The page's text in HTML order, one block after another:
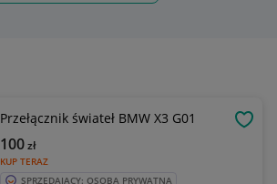
Przełącznik świateł BMW X3 G01
KUP TERAZ
100zł
SPRZEDAJĄCY: OSOBA PRYWATNA